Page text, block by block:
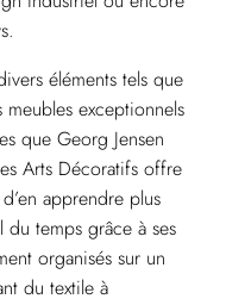
éléments tels que
exceptionnels
que Georg Jensen
Arts Décoratifs offre
apprendre plus
du temps grâce à ses
organisés sur un
du textile à